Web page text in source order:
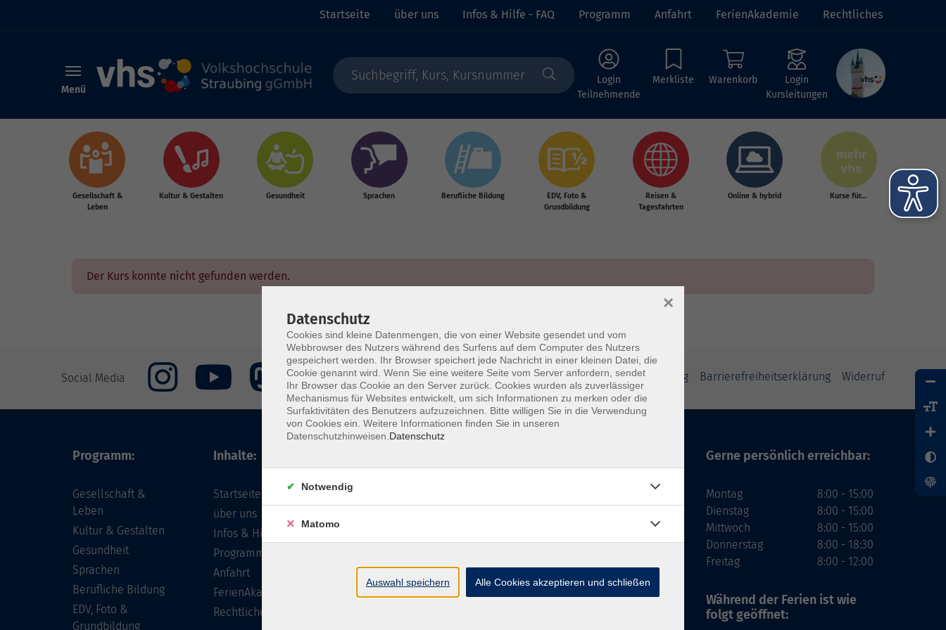
Startseite über uns Infos & Hilfe - FAQ Programm Anfahrt FerienAkademie Rechtliches
Menü
Login
Teilnehmende
Merkliste Warenkorb
Login
Kursleitungen
Gesellschaft &
Leben
Kultur & Gestalten Gesundheit Sprachen Berufliche Bildung
EDV, Foto &
Grundbildung
Reisen &
Tagesfahrten
Online & hybrid Kurse für...
Der Kurs konnte nicht gefunden werden.
Social Media Impressum AGB Widerrufsbelehrung Datenschutzerklärung Barrierefreiheitserklärung Widerruf
Programm:
Gesellschaft &
Leben
Kultur & Gestalten
Gesundheit
Sprachen
Berufliche Bildung
EDV, Foto &
Grundbildung
Inhalte:
Startseite
über uns
Infos & Hilfe - FAQ
Programm
Anfahrt
FerienAkademie
Rechtliches
Tel: +49 9421 8457-0
Fax: +49 9421 8457-50
Gerne persönlich erreichbar:
Montag
Dienstag
Mittwoch
Donnerstag
Freitag
8:00 - 15:00
8:00 - 15:00
8:00 - 15:00
8:00 - 18:30
8:00 - 12:00
Während der Ferien ist wie
folgt geöffnet:
Datenschutz
Cookies sind kleine Datenmengen, die von einer Website gesendet und vom
Webbrowser des Nutzers während des Surfens auf dem Computer des Nutzers
gespeichert werden. Ihr Browser speichert jede Nachricht in einer kleinen Datei, die
Cookie genannt wird. Wenn Sie eine weitere Seite vom Server anfordern, sendet
Ihr Browser das Cookie an den Server zurück. Cookies wurden als zuverlässiger
Mechanismus für Websites entwickelt, um sich Informationen zu merken oder die
Surfaktivitäten des Benutzers aufzuzeichnen. Bitte willigen Sie in die Verwendung
von Cookies ein. Weitere Informationen finden Sie in unseren
Datenschutzhinweisen. Datenschutz
×
Notwendig
Matomo
Auswahl speichern Alle Cookies akzeptieren und schließen